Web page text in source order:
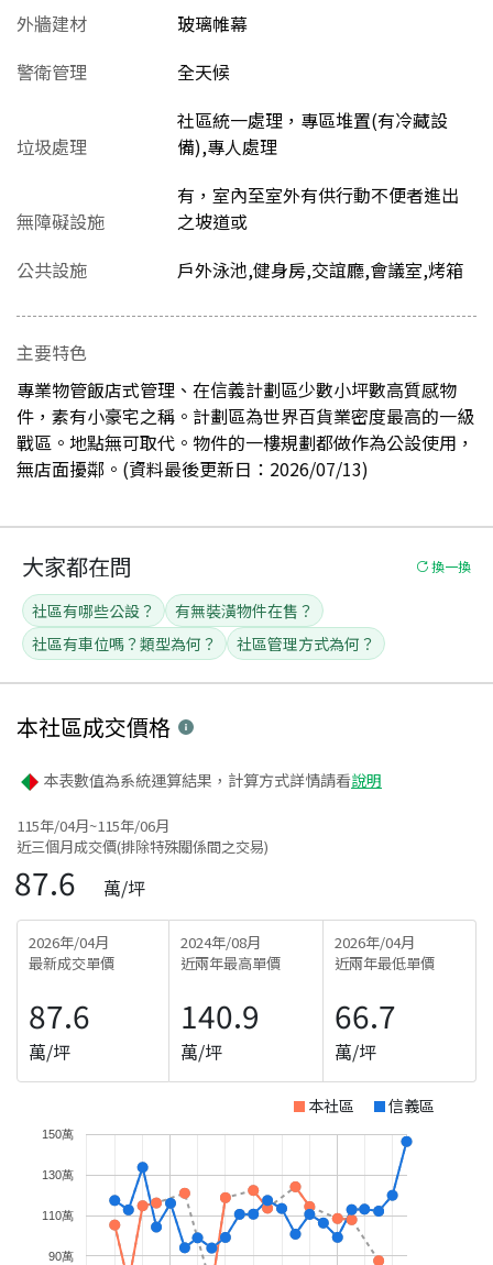
外牆建材
玻璃帷幕
警衛管理
全天候
垃圾處理
社區統一處理，專區堆置(有冷藏設
備),專人處理
無障礙設施
有，室內至室外有供行動不便者進出
之坡道或
公共設施
戶外泳池,健身房,交誼廳,會議室,烤箱
主要特色
專業物管飯店式管理、在信義計劃區少數小坪數高質感物
件，素有小豪宅之稱。計劃區為世界百貨業密度最高的一級
戰區。地點無可取代。物件的一樓規劃都做作為公設使用，
無店面擾鄰。(資料最後更新日：2026/07/13)
大家都在問 換一換
社區有哪些公設？
有無裝潢物件在售？
社區有車位嗎？類型為何？
社區管理方式為何？
本社區成交價格
本表數值為系統運算結果，計算方式詳情請看說明
115年/04月~115年/06月
近三個月成交價(排除特殊關係間之交易)
87.6 萬/坪
2026年/04月
最新成交單價
87.6
萬/坪
2024年/08月
近兩年最高單價
140.9
萬/坪
2026年/04月
近兩年最低單價
66.7
萬/坪
本社區 信義區
90萬
110萬
130萬
150萬